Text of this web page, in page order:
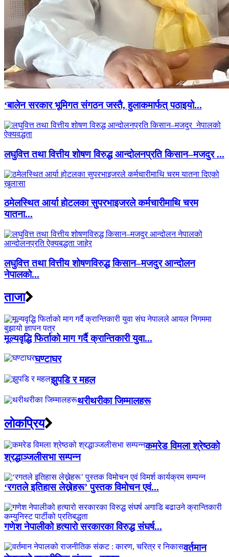
‘बालेन सरकार भूमिगत संगठन जस्तै, हुलाकमार्फत् पठाइयो...
लघुवित्त तथा वित्तीय शोषण विरुद्ध आन्दोलनप्रति किसान–मजदुर ...
ठमेलस्थित आर्या होटलका सुपरभाइजरले कर्मचारीमाथि चरम
यातना...
लघुवित्त तथा वित्तीय शोषणविरुद्ध किसान–मजदुर आन्दोलन
नेपालको...
ताजा
मूल्यवृद्धि फिर्ताको माग गर्दै क्रान्तिकारी युवा...
घण्टाघर
झुपडि र महल
थरीथरीका जिम्मालहरू
लाेकप्रिय
कमरेड विमला श्रेष्ठको
श्रद्धाञ्जलीसभा सम्पन्न
‘रगतले इतिहास लेख्नेहरू’ पुस्तक विमोचन एवं...
गणेश नेपालीको हत्यारो सरकारका विरुद्ध संघर्ष...
वर्तमान